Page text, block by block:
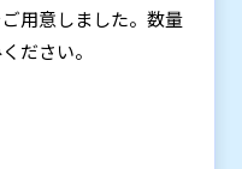
用意しました。数量
ださい。